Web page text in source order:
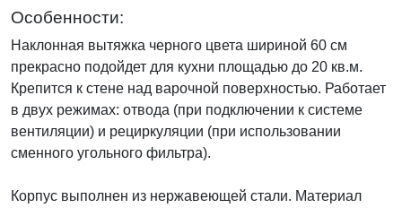
Особенности:
Наклонная вытяжка черного цвета шириной 60 см
прекрасно подойдет для кухни площадью до 20 кв.м.
Крепится к стене над варочной поверхностью. Работает
в двух режимах: отвода (при подключении к системе
вентиляции) и рециркуляции (при использовании
сменного угольного фильтра).
Корпус выполнен из нержавеющей стали. Материал